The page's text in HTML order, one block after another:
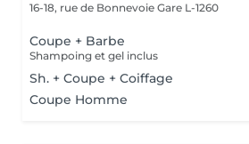
16-18, rue de Bonnevoie Gare L-1260
Coupe + Barbe
Shampoing et gel inclus
Sh. + Coupe + Coiffage
Coupe Homme